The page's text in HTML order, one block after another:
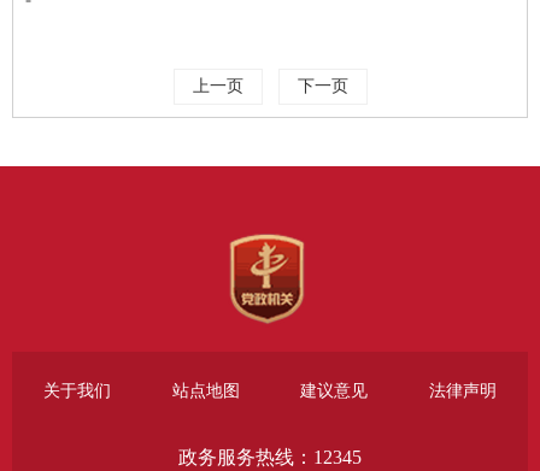
上一页 下一页
关于我们 站点地图 建议意见 法律声明
政务服务热线：12345